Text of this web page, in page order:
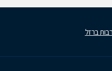
ברזל